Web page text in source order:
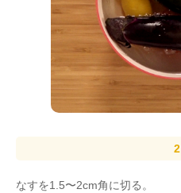
なすを1.5〜2cm角に切る。